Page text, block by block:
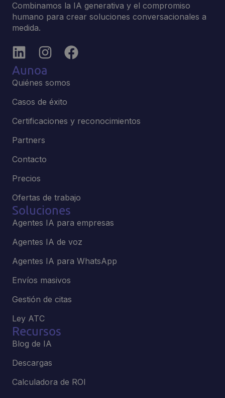
Combinamos la IA generativa y el compromiso
humano para crear soluciones conversacionales a
medida.
Aunoa
Quiénes somos
Casos de éxito
Certificaciones y reconocimientos
Partners
Contacto
Precios
Ofertas de trabajo
Soluciones
Agentes IA para empresas
Agentes IA de voz
Agentes IA para WhatsApp
Envíos masivos
Gestión de citas
Ley ATC
Recursos
Blog de IA
Descargas
Calculadora de ROI